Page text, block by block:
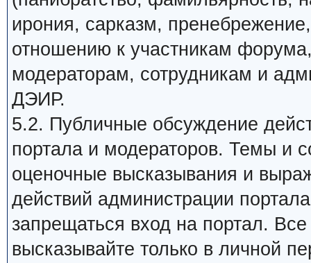
ирония, сарказм,
отношению к участникам
модераторам, сотрудникам и
ДЭИР.
5.2. Публичные обсуждение
портала и модераторов. Темы и
оценочные высказывания и
действий администрации
запрещаться вход на портал.
высказывайте только в личной